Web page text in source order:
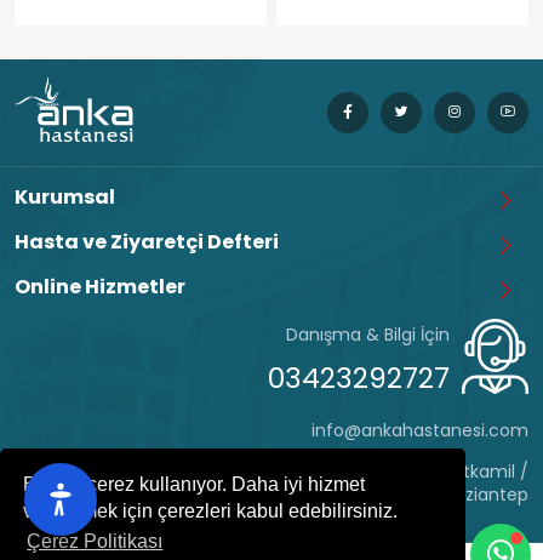
Bu site çerez kullanıyor. Daha iyi hizmet
verebilmek için çerezleri kabul edebilirsiniz.
Çerez Politikası
Kurumsal
Hasta ve Ziyaretçi Defteri
Online Hizmetler
Danışma & Bilgi İçin
03423292727
info@ankahastanesi.com
Eyüp Sultan Mh. Hafız Tevfik Cd. No:162 Şehitkamil /
Gaziantep